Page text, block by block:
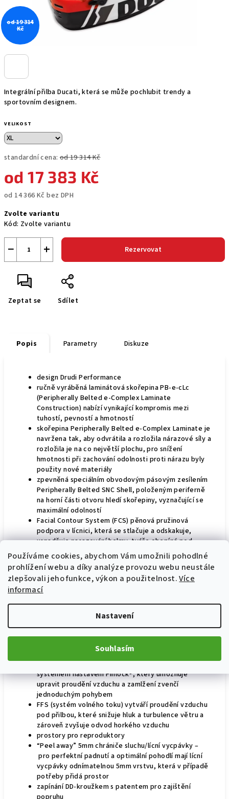
Používáme cookies, abychom Vám umožnili pohodlné
prohlížení webu a díky analýze provozu webu neustále
zlepšovali jeho funkce, výkon a použitelnost.Více
informací
Nastavení
Souhlasím
Integrální přilba Ducati, která se může pochlubit trendy a
sportovním designem.
VELIKOST
standardní cena: od 19 314 Kč
od17 383 Kč
od 14 366 Kč bez DPH
cena:
Zvolte variantu
Kód: Zvolte variantu
+
− Rezervovat
Zeptat se Sdílet
od 19 314
Kč
Popis Parametry Diskuze
design Drudi Performance
ručně vyráběná laminátová skořepina PB-e-cLc
(Peripherally Belted e-Complex Laminate
Construction) nabízí vynikající kompromis mezi
tuhostí, pevností a hmotností
skořepina Peripherally Belted e-Complex Laminate je
navržena tak, aby odvrátila a rozložila nárazové síly a
rozložila je na co největší plochu, pro snížení
hmotnosti při zachování odolnosti proti nárazu byly
použity nové materiály
zpevněná speciálním obvodovým pásovým zesílením
Peripherally Belted SNC Shell, položeným periferně
na horní části otvoru hledí skořepiny, vyznačující se
maximální odolností
Facial Contour System (FCS) pěnová pružinová
podpora v lícnici, která se stlačuje a odskakuje,
usnadňuje nasazování helmy, tváře obepíná pod
čelistí a lícní kostí, nikoli většinou na měkké oblasti
tváří, FCS nabízí volnější střih s bezpečnou podporou
na větší ploše a poskytuje vynikající stabilitu a
pohodlí s minimálním tlakem
vyjímatelný a pratelný hypoalergení interiér
Emergency Release Cheek Pads systém - lícnice
a polstrování krku lze v případě nouze vyjmout
plexi s technologií VAS (Variable Axis System)
doplňuje vnitřní hledí s exkluzivním patentovaným
systémem nastavení Pinlock®, který umožňuje
upravit proudění vzduchu a zamlžení zvenčí
jednoduchým pohybem
FFS (systém volného toku) vytváří proudění vzduchu
pod přilbou, které snižuje hluk a turbulence větru a
zároveň zvyšuje odvod horkého vzduchu
prostory pro reproduktory
“Peel away” 5mm chrániče sluchu/lícní vycpávky –
pro perfektní padnutí a optimální pohodlí mají lícní
vycpávky odnímatelnou 5mm vrstvu, která v případě
potřeby přidá prostor
zapínání DD-kroužkem s patentem pro zajištění
popruhu